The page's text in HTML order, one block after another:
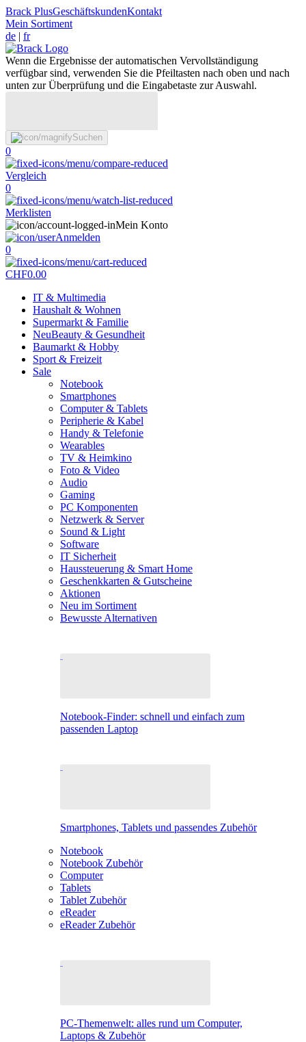
Brack PlusGeschäftskundenKontakt
Mein Sortiment
de | fr
Wenn die Ergebnisse der automatischen Vervollständigung
verfügbar sind, verwenden Sie die Pfeiltasten nach oben und nach
unten zur Überprüfung und die Eingabetaste zur Auswahl.
Suchen
0
Vergleich
0
Merklisten
Mein Konto
Anmelden
0
CHF0.00
IT & Multimedia
Haushalt & Wohnen
Supermarkt & Familie
NeuBeauty & Gesundheit
Baumarkt & Hobby
Sport & Freizeit
Sale
Notebook
Smartphones
Computer & Tablets
Peripherie & Kabel
Handy & Telefonie
Wearables
TV & Heimkino
Foto & Video
Audio
Gaming
PC Komponenten
Netzwerk & Server
Sound & Light
Software
IT Sicherheit
Haussteuerung & Smart Home
Geschenkkarten & Gutscheine
Aktionen
Neu im Sortiment
Bewusste Alternativen
Notebook-Finder: schnell und einfach zum
passenden Laptop
Smartphones, Tablets und passendes Zubehör
Notebook
Notebook Zubehör
Computer
Tablets
Tablet Zubehör
eReader
eReader Zubehör
PC-Themenwelt: alles rund um Computer,
Laptops & Zubehör